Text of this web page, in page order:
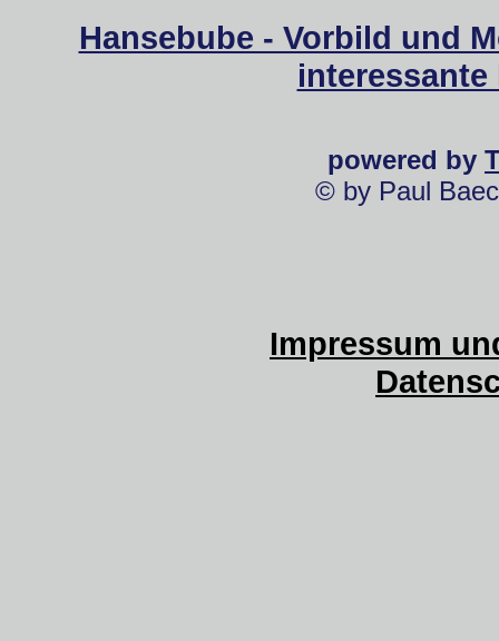
Hansebube - Vorbild und
powered by
© by Paul
Impressum